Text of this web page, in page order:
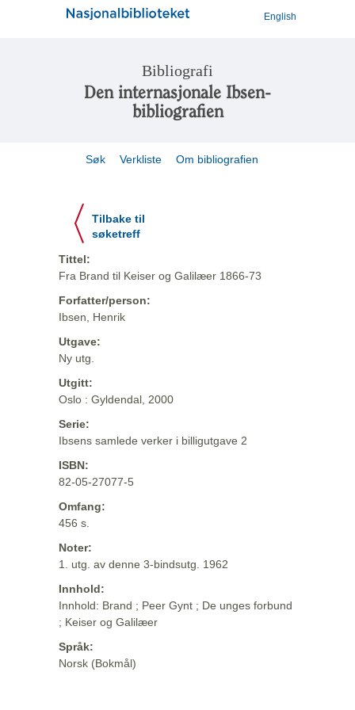
English
Bibliografi
Den internasjonale Ibsen-
bibliografien
Søk Verkliste Om bibliografien
Tilbake til
søketreff
Tittel:
Fra Brand til Keiser og Galilæer 1866-73
Forfatter/person:
Ibsen, Henrik
Utgave:
Ny utg.
Utgitt:
Oslo : Gyldendal, 2000
Serie:
Ibsens samlede verker i billigutgave 2
ISBN:
82-05-27077-5
Omfang:
456 s.
Noter:
1. utg. av denne 3-bindsutg. 1962
Innhold:
Innhold: Brand ; Peer Gynt ; De unges forbund
; Keiser og Galilæer
Språk:
Norsk (Bokmål)